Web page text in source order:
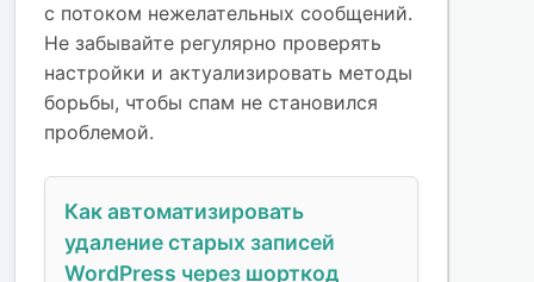
с потоком нежелательных сообщений.
Не забывайте регулярно проверять
настройки и актуализировать методы
борьбы, чтобы спам не становился
проблемой.
Как автоматизировать
удаление старых записей
WordPress через шорткод